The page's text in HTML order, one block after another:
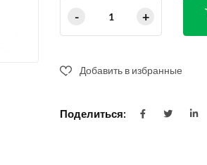
Добавить в избранные
Поделиться: